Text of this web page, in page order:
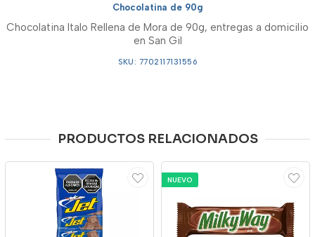
Chocolatina de 90g
Chocolatina Italo Rellena de Mora de 90g, entregas a domicilio
en San Gil
SKU: 7702117131556
PRODUCTOS RELACIONADOS
NUEVO